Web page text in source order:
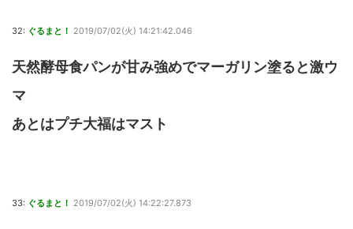
32: ぐるまと！ 2019/07/02(火) 14:21:42.046
天然酵母食パンが甘み強めでマーガリン塗ると激ウ
マ
あとはプチ大福はマスト
33: ぐるまと！ 2019/07/02(火) 14:22:27.873